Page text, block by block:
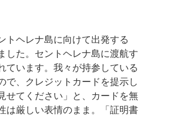
トヘレナ島に向けて出発する
した。セントヘレナ島に渡航す
ています。我々が持参している
で、クレジットカードを提示し
せてください」と、カードを無
は厳しい表情のまま。「証明書